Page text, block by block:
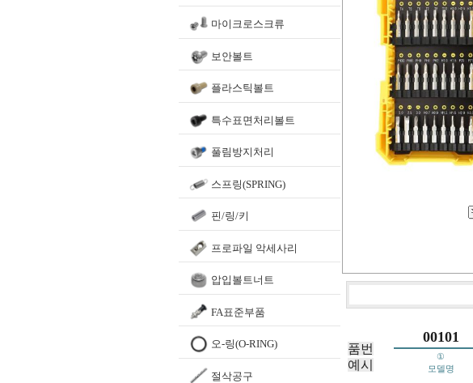
마이크로스크류
보안볼트
플라스틱볼트
특수표면처리볼트
풀림방지처리
스프링(SPRING)
핀/링/키
프로파일 악세사리
압입볼트너트
FA표준부품
오-링(O-RING)
절삭공구
품번
예시
00101
①
모델명